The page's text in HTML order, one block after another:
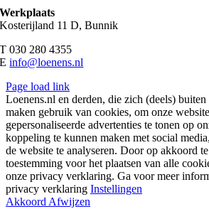
Werkplaats
Kosterijland 11 D, Bunnik
T 030 280 4355
Einfo@loenens.nl
Page load link
Loenens.nl en derden, die zich (deels)
maken gebruik van cookies, om onze
gepersonaliseerde advertenties te tonen op
koppeling te kunnen maken met social
de website te analyseren. Door op akkoord
toestemming voor het plaatsen van alle
onze privacy verklaring. Ga voor meer
privacy verklaring Instellingen
Akkoord Afwijzen